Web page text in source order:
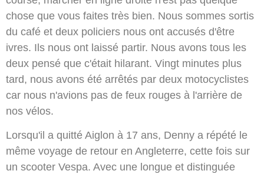
chose que vous faites très bien. Nous sommes sortis
du café et deux policiers nous ont accusés d'être
ivres. Ils nous ont laissé partir. Nous avons tous les
deux pensé que c'était hilarant. Vingt minutes plus
tard, nous avons été arrêtés par deux motocyclistes
car nous n'avions pas de feux rouges à l'arrière de
nos vélos.
Lorsqu'il a quitté Aiglon à 17 ans, Denny a répété le
même voyage de retour en Angleterre, cette fois sur
un scooter Vespa. Avec une longue et distinguée